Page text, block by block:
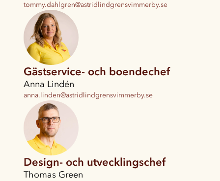
tommy.dahlgren@astridlindgrensvimmerby.se
Gästservice- och boendechef
Anna Lindén
anna.linden@astridlindgrensvimmerby.se
Design- och utvecklingschef
Thomas Green